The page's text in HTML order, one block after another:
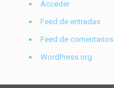
Acceder
Feed de entradas
Feed de comentarios
WordPress.org